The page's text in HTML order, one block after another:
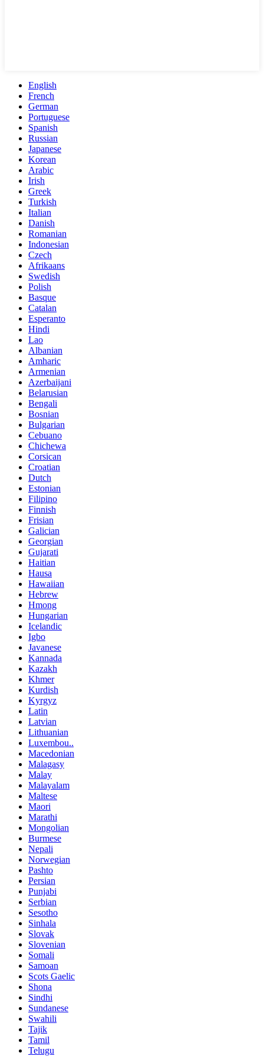
English
French
German
Portuguese
Spanish
Russian
Japanese
Korean
Arabic
Irish
Greek
Turkish
Italian
Danish
Romanian
Indonesian
Czech
Afrikaans
Swedish
Polish
Basque
Catalan
Esperanto
Hindi
Lao
Albanian
Amharic
Armenian
Azerbaijani
Belarusian
Bengali
Bosnian
Bulgarian
Cebuano
Chichewa
Corsican
Croatian
Dutch
Estonian
Filipino
Finnish
Frisian
Galician
Georgian
Gujarati
Haitian
Hausa
Hawaiian
Hebrew
Hmong
Hungarian
Icelandic
Igbo
Javanese
Kannada
Kazakh
Khmer
Kurdish
Kyrgyz
Latin
Latvian
Lithuanian
Luxembou..
Macedonian
Malagasy
Malay
Malayalam
Maltese
Maori
Marathi
Mongolian
Burmese
Nepali
Norwegian
Pashto
Persian
Punjabi
Serbian
Sesotho
Sinhala
Slovak
Slovenian
Somali
Samoan
Scots Gaelic
Shona
Sindhi
Sundanese
Swahili
Tajik
Tamil
Telugu